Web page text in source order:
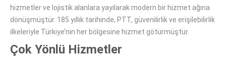
hizmetler ve lojistik alanlara yayılarak modern bir hizmet ağına
dönüşmüştür. 185 yıllık tarihinde, PTT, güvenilirlik ve erişilebilirlik
ilkeleriyle Türkiye’nin her bölgesine hizmet götürmüştür.
Çok Yönlü Hizmetler